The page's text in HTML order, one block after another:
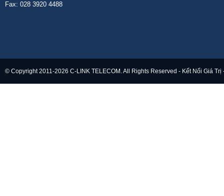
Fax: 028 3920 4488
© Copyright 2011-2026 C-LINK TELECOM. All Rights Reserved - Kết Nối Giá